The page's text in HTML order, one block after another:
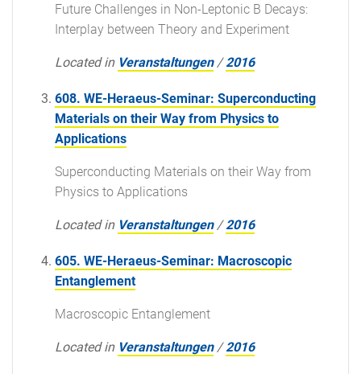
Future Challenges in Non-Leptonic B Decays:
Interplay between Theory and Experiment
Located in Veranstaltungen /2016
608. WE-Heraeus-Seminar: Superconducting
Materials on their Way from Physics to
Applications
Superconducting Materials on their Way from
Physics to Applications
Located in Veranstaltungen /2016
605. WE-Heraeus-Seminar: Macroscopic
Entanglement
Macroscopic Entanglement
Located in Veranstaltungen /2016